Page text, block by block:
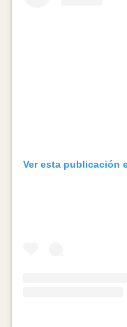
Ver esta publicación